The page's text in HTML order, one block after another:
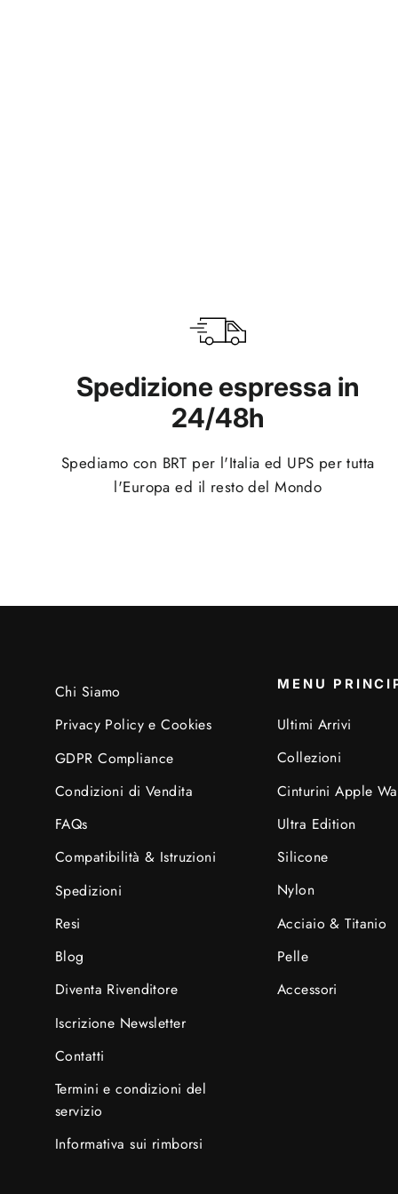
Spedizione espressa in
24/48h
Spediamo con BRT per l'Italia ed UPS per tutta
l'Europa ed il resto del Mondo
Chi Siamo
Privacy Policy e Cookies
GDPR Compliance
Condizioni di Vendita
FAQs
Compatibilità & Istruzioni
Spedizioni
Resi
Blog
Diventa Rivenditore
Iscrizione Newsletter
Contatti
Termini e condizioni del
servizio
Informativa sui rimborsi
MENU
Ultimi Arrivi
Collezioni
Cinturini Apple
Ultra Edition
Silicone
Nylon
Acciaio & Titanio
Pelle
Accessori